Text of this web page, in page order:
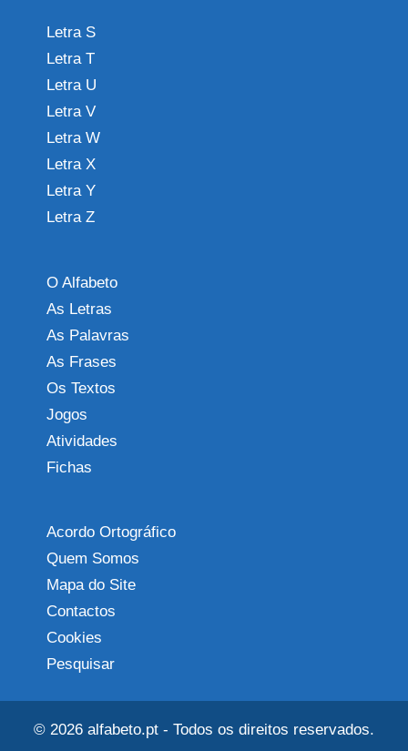
Letra S
Letra T
Letra U
Letra V
Letra W
Letra X
Letra Y
Letra Z
O Alfabeto
As Letras
As Palavras
As Frases
Os Textos
Jogos
Atividades
Fichas
Acordo Ortográfico
Quem Somos
Mapa do Site
Contactos
Cookies
Pesquisar
© 2026 alfabeto.pt - Todos os direitos reservados.